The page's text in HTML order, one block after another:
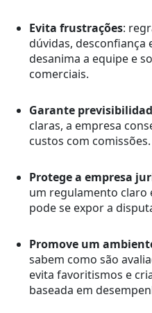
Evita frustrações:
dúvidas, desconfiança
desanima a equipe e
comerciais.
Garante
claras, a empresa
custos com comissões.
Protege a empresa
um regulamento claro
pode se expor a
Promove um
sabem como são
evita favoritismos e
baseada em